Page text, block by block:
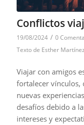
Conflictos
19/08/2024 / 0
Texto de Esther Martínez
Viajar con amigos
fortalecer vínculos,
nuevas
desafíos debido a
intereses y